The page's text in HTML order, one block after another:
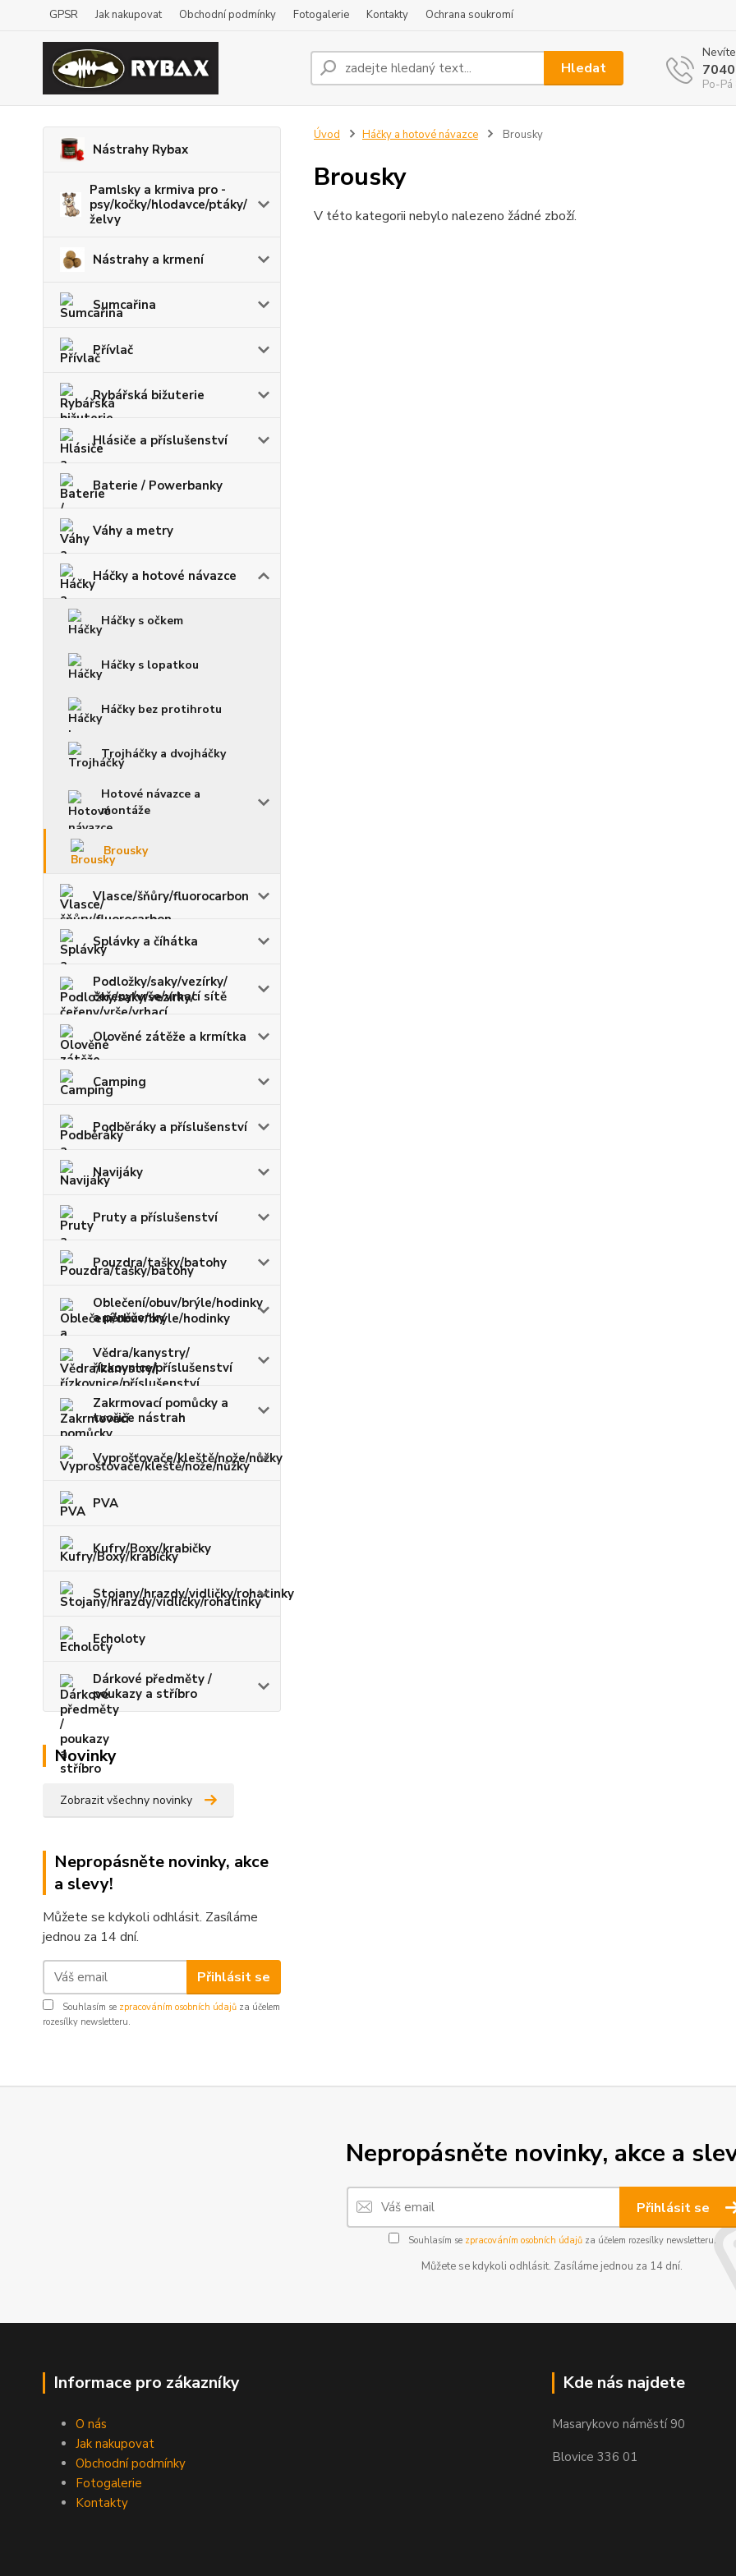
GPSR Jak nakupovat Obchodní podmínky Fotogalerie Kontakty Ochrana soukromí
Hledat
Po-
Nástrahy Rybax
Pamlsky a krmiva pro -
psy/kočky/hlodavce/ptáky/
želvy
Nástrahy a krmení
Sumcařina
Přívlač
Rybářská bižuterie
Hlásiče a příslušenství
Baterie / Powerbanky
Váhy a metry
Háčky a hotové návazce
Háčky s očkem
Háčky s lopatkou
Háčky bez protihrotu
Trojháčky a dvojháčky
Hotové návazce a
montáže
Brousky
Vlasce/šňůry/fluorocarbon
Splávky a číhátka
Podložky/saky/vezírky/
čeřeny/vrše/vrhací sítě
Olověné zátěže a krmítka
Camping
Podběráky a příslušenství
Navijáky
Pruty a příslušenství
Pouzdra/tašky/batohy
Oblečení/obuv/brýle/hodinky
a pěněženky
Vědra/kanystry/
řízkovnice/příslušenství
Zakrmovací pomůcky a
tvořiče nástrah
Vyprošťovače/kleště/nože/nůžky
PVA
Kufry/Boxy/krabičky
Stojany/hrazdy/vidličky/rohatinky
Echoloty
Dárkové předměty /
poukazy a stříbro
Novinky
Zobrazit všechny novinky
Nepropásněte novinky, akce
a slevy!
Můžete se kdykoli odhlásit. Zasíláme
jednou za 14 dní.
Přihlásit se
Souhlasím se zpracováním osobních údajů za účelem
rozesílky newsletteru.
Úvod Háčky a hotové návazce Brousky
Brousky
V této kategorii nebylo nalezeno žádné zboží.
Nepropásněte novinky, akce a
Přihlásit se
Souhlasím se zpracováním osobních údajůza účelem rozesílky newsletteru.
Můžete se kdykoli odhlásit. Zasíláme jednou za 14 dní.
Informace pro zákazníky
O nás
Jak nakupovat
Obchodní podmínky
Fotogalerie
Kontakty
Kde nás najdete
Masarykovo náměstí 90
Blovice 336 01